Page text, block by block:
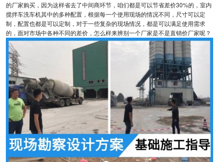
的厂家购买，因为这样省去了中间商环节，咱们都是可以节省差价30%的，室内
搅拌车洗车机其中的多种配置，根据每一个使用现场的情况不同，尺寸可以定
制，配置也都是可以定制，对于一些复杂的现场情况，都是可以满足使用需求
的，面对市场中各种不同的差价，怎么样来辨别一个厂家是不是直销价厂家呢？